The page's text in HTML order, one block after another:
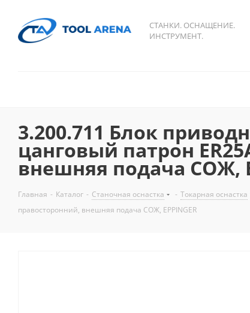
СТАНКИ. ОСНАЩЕНИЕ.
ИНСТРУМЕНТ.
3.200.711 Блок
цанговый патрон
внешняя подача СОЖ,
Главная - Каталог - Станочная оснастка - Токарная оснастка
правосторонний, внешняя подача СОЖ, EPPINGER